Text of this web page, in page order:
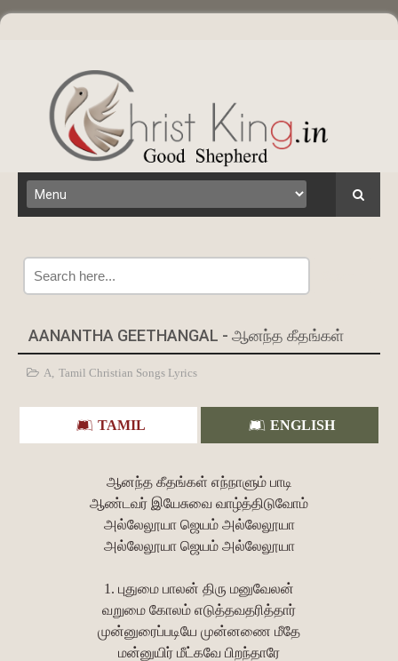
AANANTHA GEETHANGAL - ஆனந்த கீதங்கள்
A, Tamil Christian Songs Lyrics
TAMIL ENGLISH
ஆனந்த கீதங்கள் எந்நாளும் பாடி
ஆண்டவர் இயேசுவை வாழ்த்திடுவோம்
அல்லேலூயா ஜெயம் அல்லேலூயா
அல்லேலூயா ஜெயம் அல்லேலூயா
1. புதுமை பாலன் திரு மனுவேலன்
வறுமை கோலம் எடுத்தவதரித்தார்
முன்னுரைப்படியே முன்னணை மீதே
மன்னுயிர் மீட்கவே பிறந்தாரே